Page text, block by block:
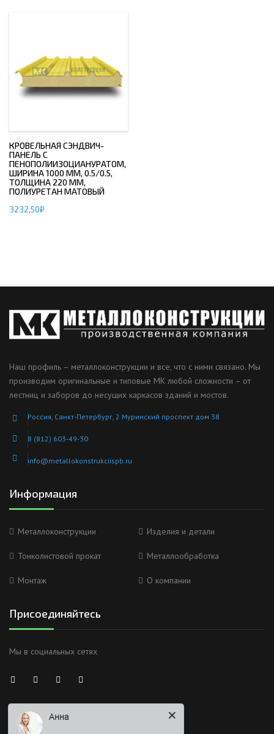
КРОВЕЛЬНАЯ СЭНДВИЧ-
ПАНЕЛЬ С
ПЕНОПОЛИИЗОЦИАНУРАТОМ,
ШИРИНА 1000 ММ, 0.5/0.5,
ТОЛЩИНА 220 ММ,
ПОЛИУРЕТАН МАТОВЫЙ
3232,50₽
Наш профиль – металлоконструкции и все, что с ними связано. Мы
производим оригинальные и типовые МК любой сложности – от
лестниц и заборов до несущих каркасов зданий и мостов.
Россия, Санкт-Петербург, 2 Муринский проспект дом 38
8 (812) 603-49-30
info@metallokonstrukciispb.ru
Информация
Металлоконструкции Изделия и детали
Тонколистовой прокат Металлообработка
Монтаж О компании
Присоединяйтесь
Мы в социальных сетях
Время работы
Анна
Здравствуйте